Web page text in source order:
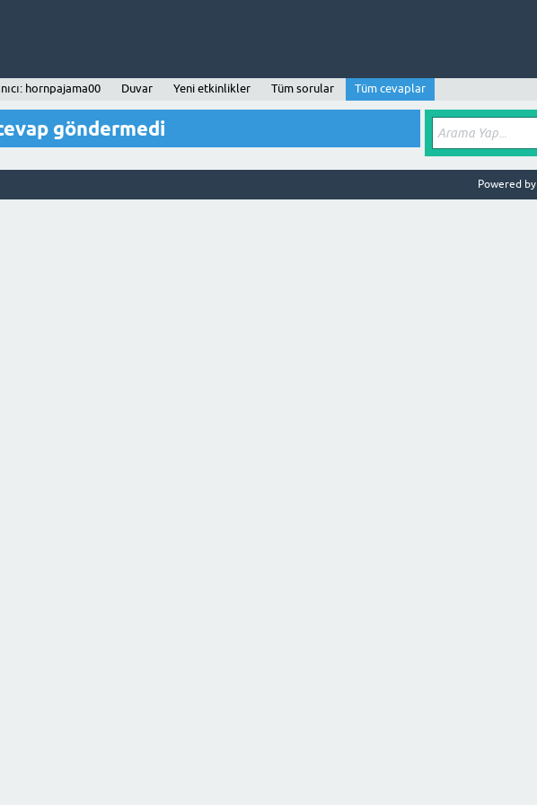
hornpajama00 Duvar Yeni etkinlikler Tüm sorular Tüm cevaplar
göndermedi
Powered by